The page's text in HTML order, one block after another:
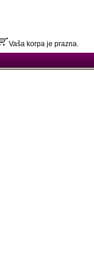
Vaša korpa je prazna.